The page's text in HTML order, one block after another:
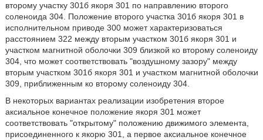
второму участку 301б якоря 301 по направлению второго
соленоида 304. Положение второго участка 301б якоря 301 в
исполнительном приводе 300 может характеризоваться
расстоянием 322 между вторым участком 301б якоря 301 и
участком магнитной оболочки 309 близкой ко второму соленоиду
304, что может соответствовать "воздушному зазору" между
вторым участком 301б якоря 301 и участком магнитной оболочки
309, приближенным ко второму соленоиду 304.
В некоторых вариантах реализации изобретения второе
аксиальное конечное положение якоря 301 может
соответствовать "открытому" положению движимого элемента,
присоединенного к якорю 301, а первое аксиальное конечное